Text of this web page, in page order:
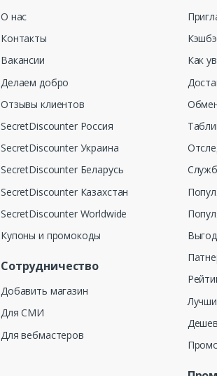
О нас
Контакты
Вакансии
Делаем добро
Отзывы клиентов
SecretDiscounter Россия
SecretDiscounter Украина
SecretDiscounter Беларусь
SecretDiscounter Казахстан
SecretDiscounter Worldwide
Купоны и промокоды
Сотрудничество
Добавить магазин
Для СМИ
Для вебмастеров
Как